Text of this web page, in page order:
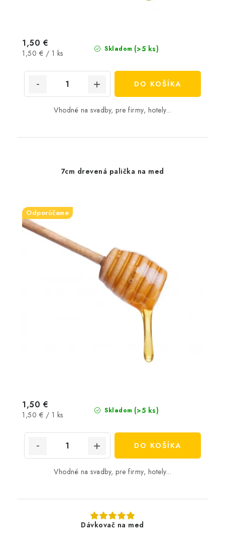
Skladom (>5 ks)
1,50 €
Jednotková
1,50 € / 1 ks
DO KOŠÍKA
Vhodné na svadby, pre firmy, hotely...
7cm drevená palička na med
Odporúčame
Skladom (>5 ks)
1,50 €
Jednotková
1,50 € / 1 ks
DO KOŠÍKA
Vhodné na svadby, pre firmy, hotely...
Dávkovač na med